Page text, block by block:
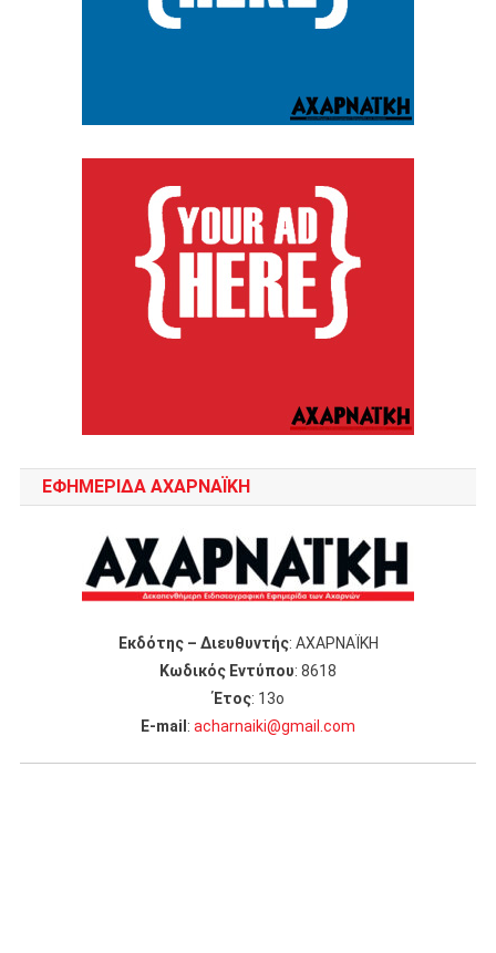
ΕΦΗΜΕΡΙΔΑ ΑΧΑΡΝΑΪΚΗ
Εκδότης – Διευθυντής: ΑΧΑΡΝΑΪΚΗ
Κωδικός Εντύπου: 8618
Έτος: 13ο
Ε-mail : acharnaiki@gmail.com